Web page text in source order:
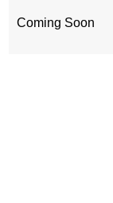
Coming Soon